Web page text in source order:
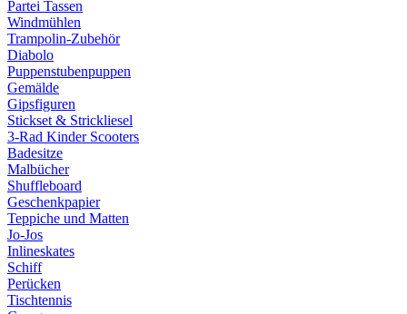
Partei Tassen
Windmühlen
Trampolin-Zubehör
Diabolo
Puppenstubenpuppen
Gemälde
Gipsfiguren
Stickset & Strickliesel
3-Rad Kinder Scooters
Badesitze
Malbücher
Shuffleboard
Geschenkpapier
Teppiche und Matten
Jo-Jos
Inlineskates
Schiff
Perücken
Tischtennis